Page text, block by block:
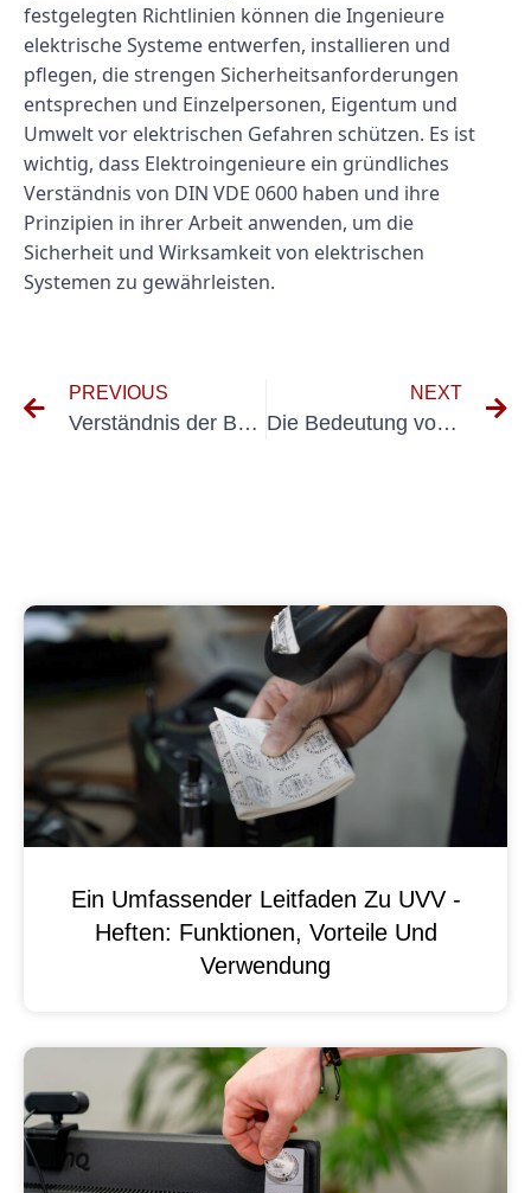
festgelegten Richtlinien können die Ingenieure
elektrische Systeme entwerfen, installieren und
pflegen, die strengen Sicherheitsanforderungen
entsprechen und Einzelpersonen, Eigentum und
Umwelt vor elektrischen Gefahren schützen. Es ist
wichtig, dass Elektroingenieure ein gründliches
Verständnis von DIN VDE 0600 haben und ihre
Prinzipien in ihrer Arbeit anwenden, um die
Sicherheit und Wirksamkeit von elektrischen
Systemen zu gewährleisten.
PREVIOUS
Verständnis der Bedeutung von Wiederholungstests nach DIN VDE 0105 Teil 100
NEXT
Die Bedeutung von Wiederholungstests gemäß DIN VDE 0702-1 für elektrische Geräte
Ein Umfassender Leitfaden Zu UVV -
Heften: Funktionen, Vorteile Und
Verwendung